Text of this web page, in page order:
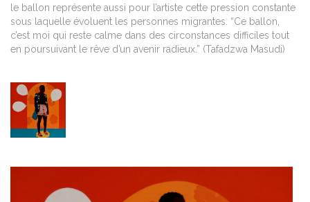
le ballon représente aussi pour l’artiste cette pression constante
sous laquelle évoluent les personnes migrantes. “Ce ballon,
c’est moi qui reste calme dans des circonstances difficiles tout
en poursuivant le rêve d’un avenir radieux.” (Tafadzwa Masudi)